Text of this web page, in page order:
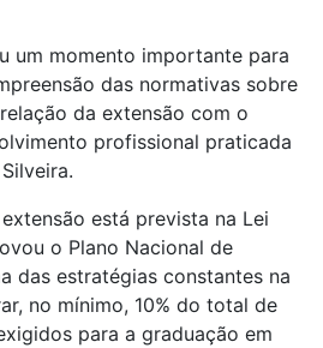
um momento importante para
das normativas sobre
da extensão com o
profissional praticada
está prevista na Lei
o Plano Nacional de
das estratégias constantes na
no mínimo, 10% do total de
para a graduação em